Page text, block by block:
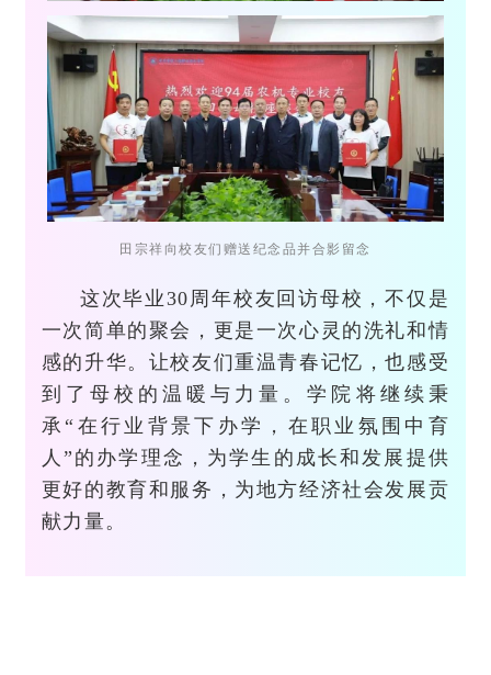
田宗祥向校友们赠送纪念品并合影留念
这次毕业30周年校友回访母校，不仅是
一次简单的聚会，更是一次心灵的洗礼和情
感的升华。让校友们重温青春记忆，也感受
到了母校的温暖与力量。学院 将继续秉
承“在行业背景下办学，在职业氛围中育
人”的办学理念，为学生的成长和发展提供
更好的教育和服务，为地方经济社会发展贡
献力量。